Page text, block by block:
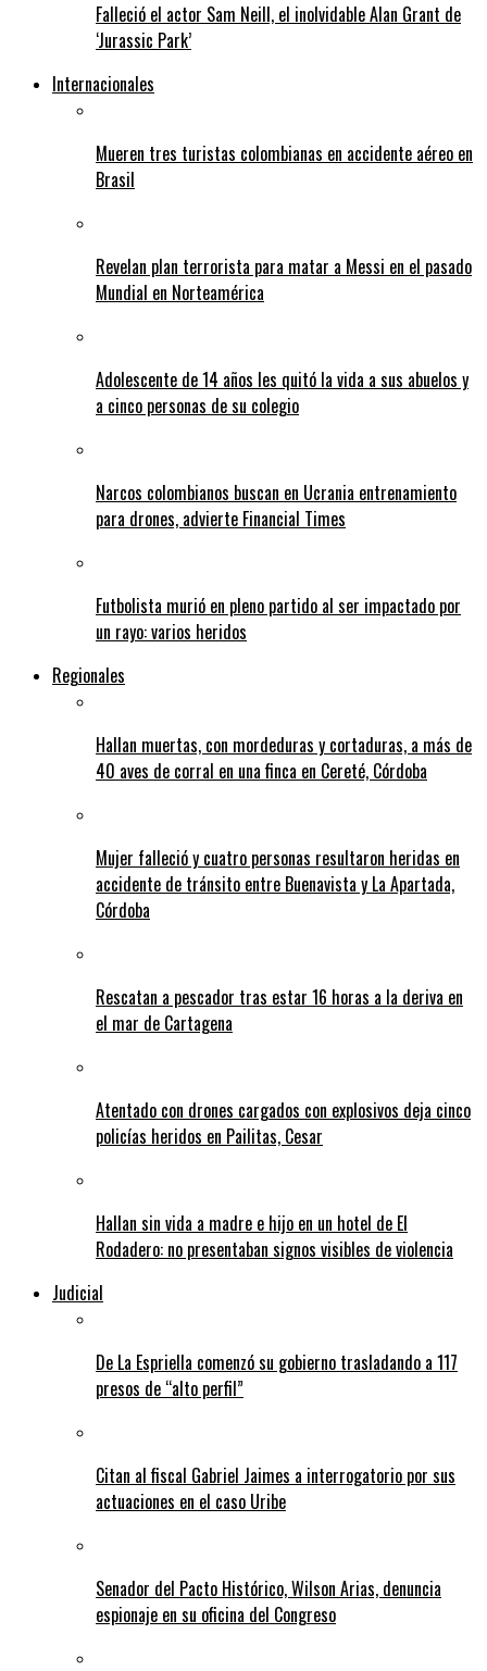
Falleció el actor Sam Neill, el inolvidable Alan Grant de
‘Jurassic Park’
Internacionales
Mueren tres turistas colombianas en accidente aéreo en
Brasil
Revelan plan terrorista para matar a Messi en el pasado
Mundial en Norteamérica
Adolescente de 14 años les quitó la vida a sus abuelos y
a cinco personas de su colegio
Narcos colombianos buscan en Ucrania entrenamiento
para drones, advierte Financial Times
Futbolista murió en pleno partido al ser impactado por
un rayo: varios heridos
Regionales
Hallan muertas, con mordeduras y cortaduras, a más de
40 aves de corral en una finca en Cereté, Córdoba
Mujer falleció y cuatro personas resultaron heridas en
accidente de tránsito entre Buenavista y La Apartada,
Córdoba
Rescatan a pescador tras estar 16 horas a la deriva en
el mar de Cartagena
Atentado con drones cargados con explosivos deja cinco
policías heridos en Pailitas, Cesar
Hallan sin vida a madre e hijo en un hotel de El
Rodadero: no presentaban signos visibles de violencia
Judicial
De La Espriella comenzó su gobierno trasladando a 117
presos de “alto perfil”
Citan al fiscal Gabriel Jaimes a interrogatorio por sus
actuaciones en el caso Uribe
Senador del Pacto Histórico, Wilson Arias, denuncia
espionaje en su oficina del Congreso